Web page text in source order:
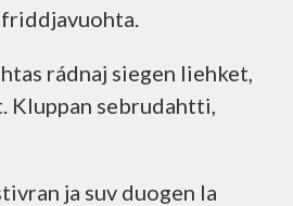
rádnaj siegen liehket,
sebrudahtti,
ja suv duogen la